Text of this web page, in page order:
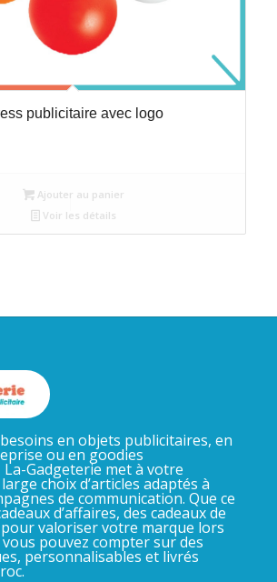
publicitaire avec logo
Ajouter au panier
Voir les détails
en objets publicitaires, en
ou en goodies
Gadgeterie met à votre
choix d’articles adaptés à
de communication. Que ce
d’affaires, des cadeaux de
pour valoriser votre marque lors
vous pouvez compter sur des
personnalisables et livrés